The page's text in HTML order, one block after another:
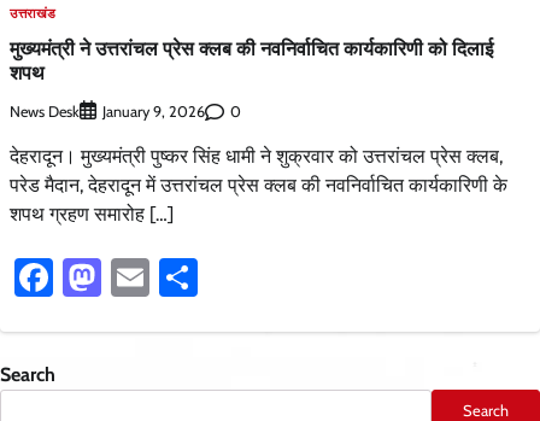
उत्तराखंड
मुख्यमंत्री ने उत्तरांचल प्रेस क्लब की नवनिर्वाचित कार्यकारिणी को दिलाई
शपथ
News Desk January 9, 2026 0
देहरादून। मुख्यमंत्री पुष्कर सिंह धामी ने शुक्रवार को उत्तरांचल प्रेस क्लब,
परेड मैदान, देहरादून में उत्तरांचल प्रेस क्लब की नवनिर्वाचित कार्यकारिणी के
शपथ ग्रहण समारोह […]
Facebook
Mastodon
Email
Search
Search